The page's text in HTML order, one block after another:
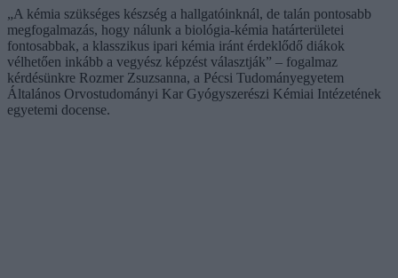
„A kémia szükséges készség a hallgatóinknál, de talán pontosabb
megfogalmazás, hogy nálunk a biológia-kémia határterületei
fontosabbak, a klasszikus ipari kémia iránt érdeklődő diákok
vélhetően inkább a vegyész képzést választják” – fogalmaz
kérdésünkre Rozmer Zsuzsanna, a Pécsi Tudományegyetem
Általános Orvostudományi Kar Gyógyszerészi Kémiai Intézetének
egyetemi docense.